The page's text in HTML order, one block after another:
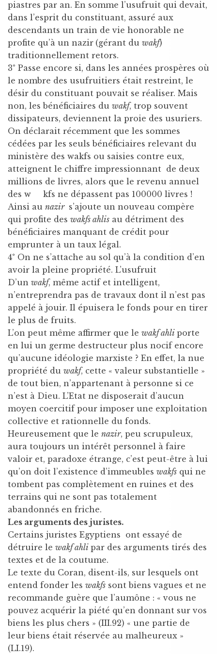
piastres par an. En somme l’usufruit qui devait,
dans l’esprit du constituant, assuré aux
descendants un train de vie honorable ne
profite qu’à un nazir (gérant du wakf)
traditionnellement retors.
3° Passe encore si, dans les années prospères où
le nombre des usufruitiers était restreint, le
désir du constituant pouvait se réaliser. Mais
non, les bénéficiaires du wakf, trop souvent
dissipateurs, deviennent la proie des usuriers.
On déclarait récemment que les sommes
cédées par les seuls bénéficiaires relevant du
ministère des wakfs ou saisies contre eux,
atteignent le chiffre impressionnant de deux
millions de livres, alors que le revenu annuel
des w kfs ne dépassent pas 100000 livres !
Ainsi au nazir s’ajoute un nouveau compère
qui profite des wakfs ahlis au détriment des
bénéficiaires manquant de crédit pour
emprunter à un taux légal.
4° On ne s’attache au sol qu’à la condition d’en
avoir la pleine propriété. L’usufruit
D’un wakf, même actif et intelligent,
n’entreprendra pas de travaux dont il n’est pas
appelé à jouir. Il épuisera le fonds pour en tirer
le plus de fruits.
L’on peut même affirmer que le wakf ahli porte
en lui un germe destructeur plus nocif encore
qu’aucune idéologie marxiste ? En effet, la nue
propriété du wakf, cette « valeur substantielle »
de tout bien, n’appartenant à personne si ce
n’est à Dieu. L’Etat ne disposerait d’aucun
moyen coercitif pour imposer une exploitation
collective et rationnelle du fonds.
Heureusement que le nazir, peu scrupuleux,
aura toujours un intérêt personnel à faire
valoir et, paradoxe étrange, c’est peut-être à lui
qu’on doit l’existence d’immeubles wakfs qui ne
tombent pas complètement en ruines et des
terrains qui ne sont pas totalement
abandonnés en friche.
Les arguments des juristes.
Certains juristes Egyptiens ont essayé de
détruire le wakf ahli par des arguments tirés des
textes et de la coutume.
Le texte du Coran, disent-ils, sur lesquels ont
entend fonder les wakfs sont biens vagues et ne
recommande guère que l’aumône : « vous ne
pouvez acquérir la piété qu’en donnant sur vos
biens les plus chers » (III.92) « une partie de
leur biens était réservée au malheureux »
(LI.19).